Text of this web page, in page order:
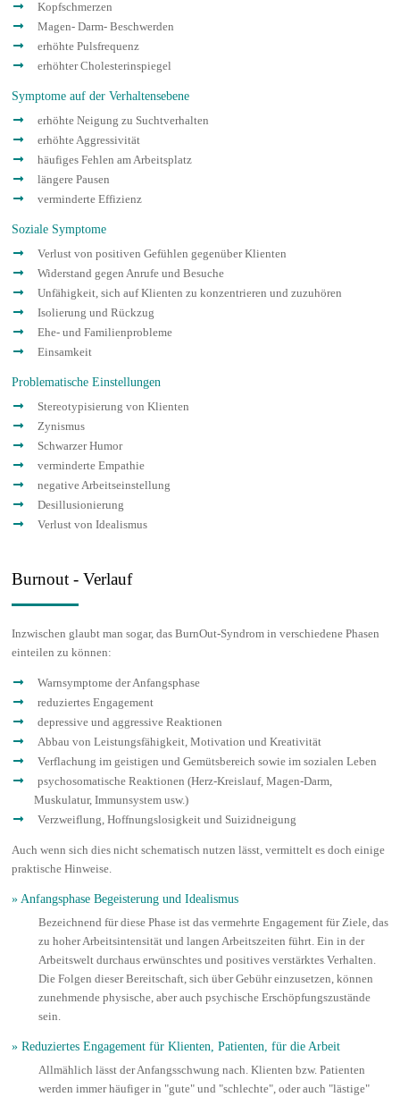
Kopfschmerzen
Magen- Darm- Beschwerden
erhöhte Pulsfrequenz
erhöhter Cholesterinspiegel
Symptome auf der Verhaltensebene
erhöhte Neigung zu Suchtverhalten
erhöhte Aggressivität
häufiges Fehlen am Arbeitsplatz
längere Pausen
verminderte Effizienz
Soziale Symptome
Verlust von positiven Gefühlen gegenüber Klienten
Widerstand gegen Anrufe und Besuche
Unfähigkeit, sich auf Klienten zu konzentrieren und zuzuhören
Isolierung und Rückzug
Ehe- und Familienprobleme
Einsamkeit
Problematische Einstellungen
Stereotypisierung von Klienten
Zynismus
Schwarzer Humor
verminderte Empathie
negative Arbeitseinstellung
Desillusionierung
Verlust von Idealismus
Burnout - Verlauf
Inzwischen glaubt man sogar, das BurnOut-Syndrom in verschiedene Phasen
einteilen zu können:
Warnsymptome der Anfangsphase
reduziertes Engagement
depressive und aggressive Reaktionen
Abbau von Leistungsfähigkeit, Motivation und Kreativität
Verflachung im geistigen und Gemütsbereich sowie im sozialen Leben
psychosomatische Reaktionen (Herz-Kreislauf, Magen-Darm,
Muskulatur, Immunsystem usw.)
Verzweiflung, Hoffnungslosigkeit und Suizidneigung
Auch wenn sich dies nicht schematisch nutzen lässt, vermittelt es doch einige
praktische Hinweise.
» Anfangsphase Begeisterung und Idealismus
Bezeichnend für diese Phase ist das vermehrte Engagement für Ziele, das
zu hoher Arbeitsintensität und langen Arbeitszeiten führt. Ein in der
Arbeitswelt durchaus erwünschtes und positives verstärktes Verhalten.
Die Folgen dieser Bereitschaft, sich über Gebühr einzusetzen, können
zunehmende physische, aber auch psychische Erschöpfungszustände
sein.
» Reduziertes Engagement für Klienten, Patienten, für die Arbeit
Allmählich lässt der Anfangsschwung nach. Klienten bzw. Patienten
werden immer häufiger in "gute" und "schlechte", oder auch "lästige"